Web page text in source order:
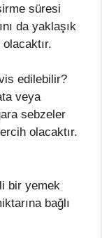
süresi
da yaklaşık
edilebilir?
veya
sebzeler
olacaktır.
bir yemek
bağlı